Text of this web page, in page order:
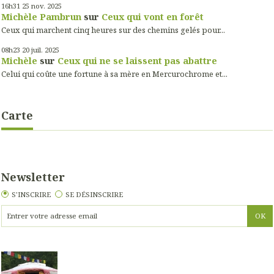
16h31 25 nov. 2025
Michèle Pambrun sur Ceux qui vont en forêt
Ceux qui marchent cinq heures sur des chemins gelés pour...
08h23 20 juil. 2025
Michèle sur Ceux qui ne se laissent pas abattre
Celui qui coûte une fortune à sa mère en Mercurochrome et...
Carte
Newsletter
S'INSCRIRE SE DÉSINSCRIRE